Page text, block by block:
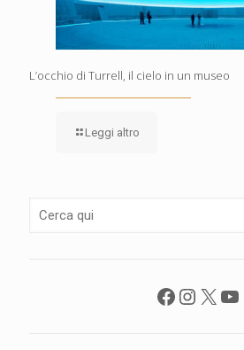
L’occhio di Turrell, il cielo in un museo
Leggi altro
Facebook
X